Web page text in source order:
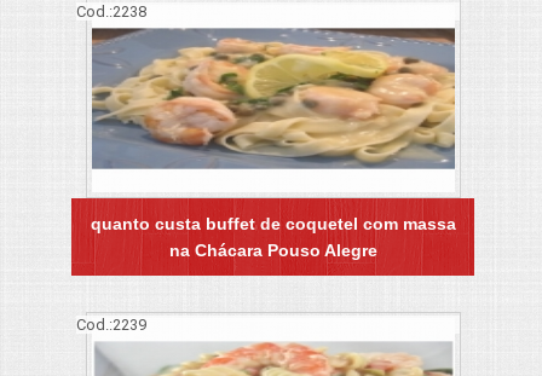
Cod.:2238
quanto custa buffet de coquetel com massa
na Chácara Pouso Alegre
Cod.:2239